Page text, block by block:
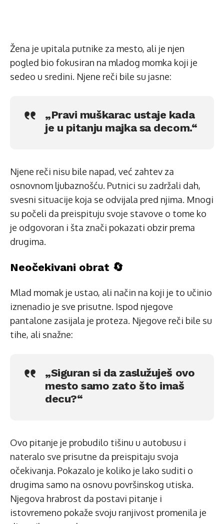
Žena je upitala putnike za mesto, ali je njen
pogled bio fokusiran na mladog momka koji je
sedeo u sredini. Njene reči bile su jasne:
„Pravi muškarac ustaje kada
je u pitanju majka sa decom.“
Njene reči nisu bile napad, već zahtev za
osnovnom ljubaznošću. Putnici su zadržali dah,
svesni situacije koja se odvijala pred njima. Mnogi
su počeli da preispituju svoje stavove o tome ko
je odgovoran i šta znači pokazati obzir prema
drugima.
Neočekivani obrat 🔄
Mlad momak je ustao, ali način na koji je to učinio
iznenadio je sve prisutne. Ispod njegove
pantalone zasijala je proteza. Njegove reči bile su
tihe, ali snažne:
„Siguran si da zaslužuješ ovo
mesto samo zato što imaš
decu?“
Ovo pitanje je probudilo tišinu u autobusu i
nateralo sve prisutne da preispitaju svoja
očekivanja. Pokazalo je koliko je lako suditi o
drugima samo na osnovu površinskog utiska.
Njegova hrabrost da postavi pitanje i
istovremeno pokaže svoju ranjivost promenila je